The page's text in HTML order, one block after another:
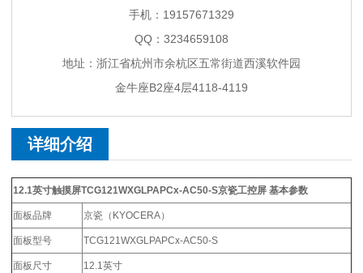
手机：19157671329
QQ：3234659108
地址：浙江省杭州市余杭区五常街道西溪软件园
金牛座B2座4层4118-4119
详细介绍
12.1英寸触摸屏TCG121WXGLPAPCx-AC50-S京瓷工控屏 基本参数
面板品牌 京瓷（KYOCERA）
面板型号 TCG121WXGLPAPCx-AC50-S
面板尺寸 12.1英寸